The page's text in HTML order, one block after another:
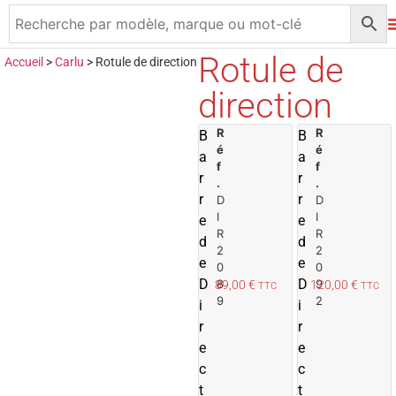
Accueil >Carlu > Rotule de direction Rotule de
direction
B
a
r
r
e
d
e
D
i
r
e
c
t
R
é
f
.
D
I
R
2
0
8
9
89,00 € TTC
A
o
u
a
u
p
n
e
B
a
r
r
e
d
e
D
i
r
e
c
t
R
é
f
.
D
I
R
2
0
9
2
120,00 € TTC